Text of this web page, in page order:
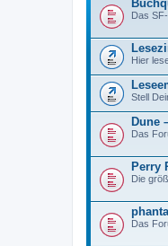
Das
Hier
Stell
Dune
Das
Perry
Die
Das